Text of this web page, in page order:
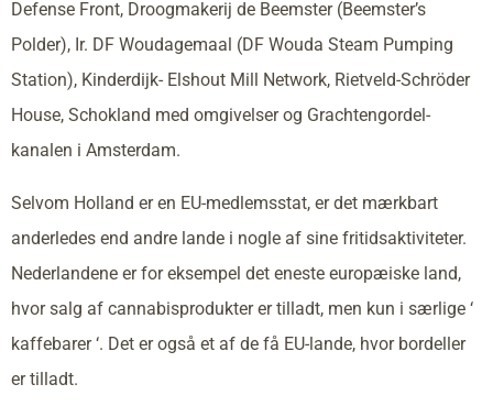
Defense Front, Droogmakerij de Beemster (Beemster’s
Polder), Ir. DF Woudagemaal (DF Wouda Steam Pumping
Station), Kinderdijk- Elshout Mill Network, Rietveld-Schröder
House, Schokland med omgivelser og Grachtengordel-
kanalen i Amsterdam.
Selvom Holland er en EU-medlemsstat, er det mærkbart
anderledes end andre lande i nogle af sine fritidsaktiviteter.
Nederlandene er for eksempel det eneste europæiske land,
hvor salg af cannabisprodukter er tilladt, men kun i særlige ‘
kaffebarer ‘. Det er også et af de få EU-lande, hvor bordeller
er tilladt.